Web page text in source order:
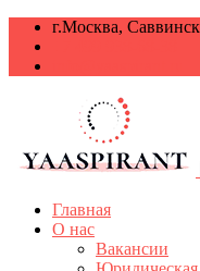
г.Москва,
Главная
О нас
Вакансии